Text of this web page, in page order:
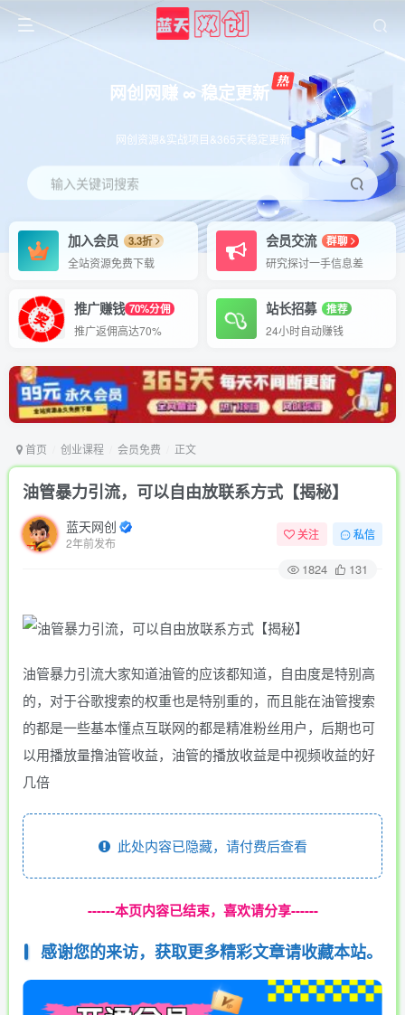
网创网赚 ∞ 稳定更新
网创资源&实战项目&365天稳定更新
输入关键词搜索
加入会员
3.3折
全站资源免费下载
会员交流
群聊
研究探讨一手信息差
推广赚钱 70%分佣
推广返佣高达70%
站长招募
推荐
24小时自动赚钱
首页 创业课程 会员免费 正文
油管暴力引流，可以自由放联系方式【揭秘】
蓝天网创
2年前发布
关注 私信
1824 131
油管暴力引流大家知道油管的应该都知道，自由度是特别高
的，对于谷歌搜索的权重也是特别重的，而且能在油管搜索
的都是一些基本懂点互联网的都是精准粉丝用户，后期也可
以用播放量撸油管收益，油管的播放收益是中视频收益的好
几倍
此处内容已隐藏，请付费后查看
------本页内容已结束，喜欢请分享------
感谢您的来访，获取更多精彩文章请收藏本站。